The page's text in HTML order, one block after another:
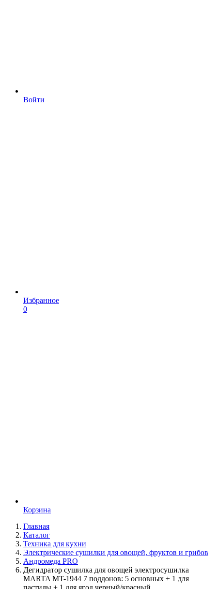
Войти
Избранное
0
Корзина
Главная
Каталог
Техника для кухни
Электрические сушилки для овощей, фруктов и грибов
Андромеда PRO
Дегидратор сушилка для овощей электросушилка
MARTA MT-1944 7 поддонов: 5 основных + 1 для
пастилы + 1 для ягод черный/красный